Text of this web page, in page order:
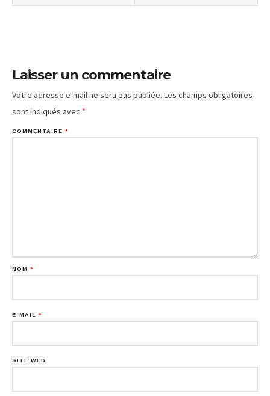
Laisser un commentaire
Votre adresse e-mail ne sera pas publiée. Les champs obligatoires
sont indiqués avec *
COMMENTAIRE *
NOM *
E-MAIL *
SITE WEB